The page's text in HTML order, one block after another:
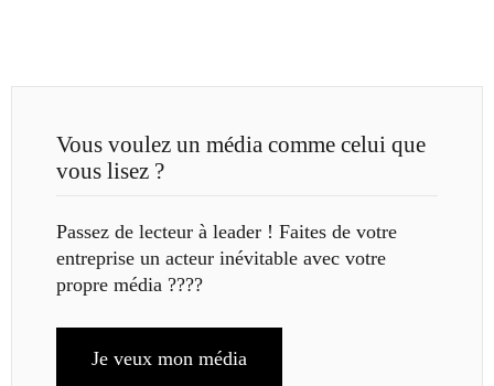
Vous voulez un média comme celui que
vous lisez ?
Passez de lecteur à leader ! Faites de votre
entreprise un acteur inévitable avec votre
propre média ????
Je veux mon média